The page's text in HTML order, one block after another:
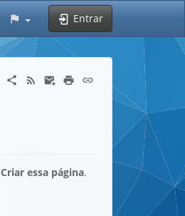
Entrar
Criar essa página.